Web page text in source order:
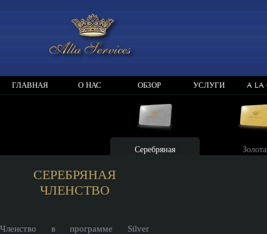
ГЛАВНАЯ О НАС ОБЗОР УСЛУГИ A LA
Серебряная
СЕРЕБРЯНАЯ
ЧЛЕНСТВО
Членство в программе Silver